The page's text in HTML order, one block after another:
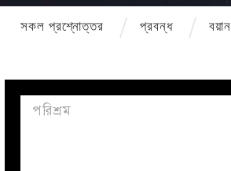
সকল প্রশ্নোত্তর প্রবন্ধ বয়ান
পরিশ্রম